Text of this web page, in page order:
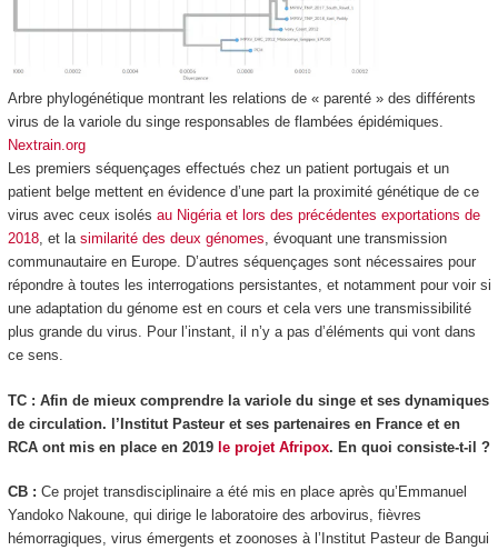
Arbre phylogénétique montrant les relations de « parenté » des différents
virus de la variole du singe responsables de flambées épidémiques.
Nextrain.org
Les premiers séquençages effectués chez un patient portugais et un
patient belge mettent en évidence d’une part la proximité génétique de ce
virus avec ceux isolés au Nigéria et lors des précédentes exportations de
2018, et la similarité des deux génomes, évoquant une transmission
communautaire en Europe. D’autres séquençages sont nécessaires pour
répondre à toutes les interrogations persistantes, et notamment pour voir si
une adaptation du génome est en cours et cela vers une transmissibilité
plus grande du virus. Pour l’instant, il n’y a pas d’éléments qui vont dans
ce sens.
TC : Afin de mieux comprendre la variole du singe et ses dynamiques
de circulation. l’Institut Pasteur et ses partenaires en France et en
RCA ont mis en place en 2019 le projet Afripox. En quoi consiste-t-il ?
CB : Ce projet transdisciplinaire a été mis en place après qu’Emmanuel
Yandoko Nakoune, qui dirige le laboratoire des arbovirus, fièvres
hémorragiques, virus émergents et zoonoses à l’Institut Pasteur de Bangui